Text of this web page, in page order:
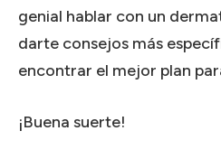
genial hablar con un
darte consejos más
encontrar el mejor plan
¡Buena suerte!